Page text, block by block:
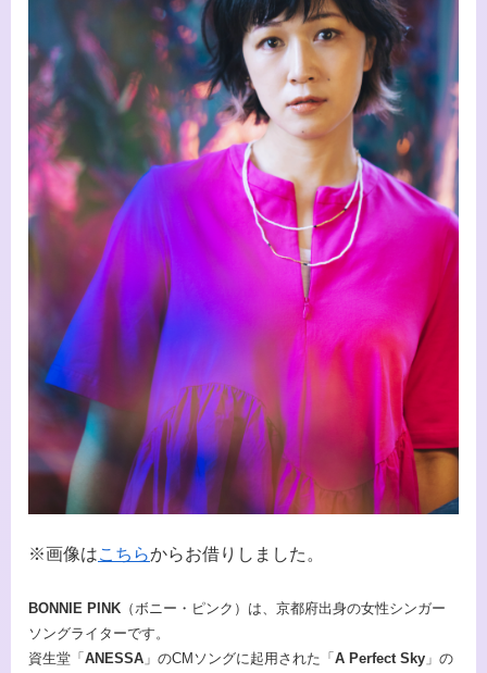
※画像はこちらからお借りしました。
BONNIE PINK （ボニー・ピンク）は、京都府出身の女性シンガー
ソングライターです。
資生堂「ANESSA 」のCMソングに起用された「A Perfect Sky 」の